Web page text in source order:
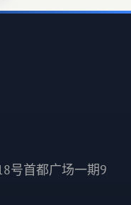
号首都广场一期9